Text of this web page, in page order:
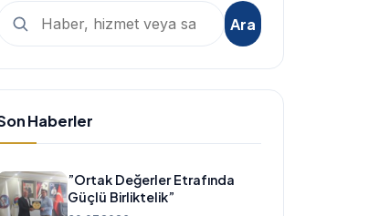
Arama:
Ara
Haberler
”Ortak Değerler Etrafında
Güçlü Birliktelik”